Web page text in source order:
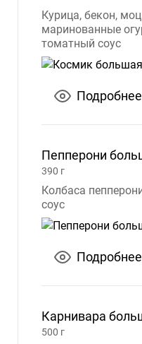
10:00
PM
10:00
AM –
AM
–
1:00
AM
9:00
AM –
11:00
PM
VK
Курица, бекон,
маринованные
томатный соус
Подробнее
Пепперони
390 г
Колбаса
соус
Подробнее
Карнивара
500 г